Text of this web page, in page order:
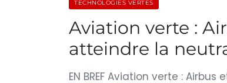
TECHNOLOGIES VERTES
Aviation verte :
atteindre la
EN BREF Aviation verte :